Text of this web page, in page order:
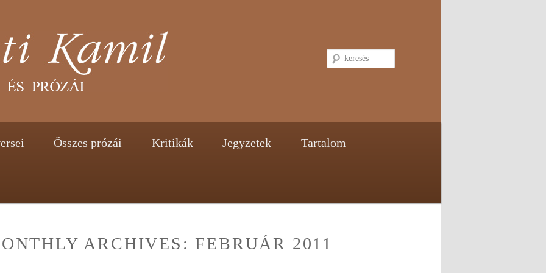
Összes prózái Kritikák Jegyzetek Tartalom
ARCHIVES: FEBRUÁR 2011